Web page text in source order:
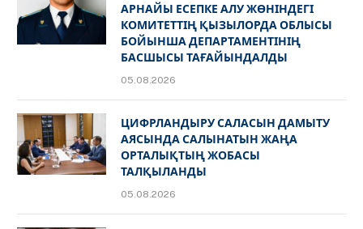
АРНАЙЫ ЕСЕПКЕ АЛУ ЖӨНІНДЕГІ
КОМИТЕТТІҢ ҚЫЗЫЛОРДА ОБЛЫСЫ
БОЙЫНША ДЕПАРТАМЕНТІНІҢ
БАСШЫСЫ ТАҒАЙЫНДАЛДЫ
05.08.2026
ЦИФРЛАНДЫРУ САЛАСЫН ДАМЫТУ
АЯСЫНДА САЛЫНАТЫН ЖАҢА
ОРТАЛЫҚТЫҢ ЖОБАСЫ
ТАЛҚЫЛАНДЫ
05.08.2026